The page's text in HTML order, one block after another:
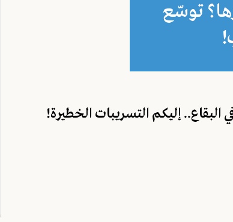
توسّع
البقاع.. إليكم التسريبات الخطيرة!